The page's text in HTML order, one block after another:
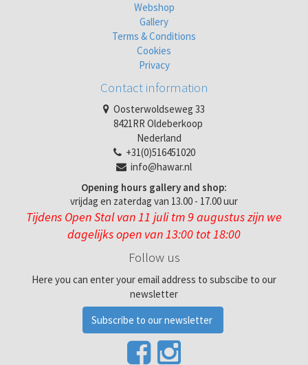
Webshop
Gallery
Terms & Conditions
Cookies
Privacy
Contact information
Oosterwoldseweg 33
8421RR Oldeberkoop
Nederland
+31(0)516451020
info@hawar.nl
Opening hours gallery and shop:
vrijdag en zaterdag van 13.00 - 17.00 uur
Tijdens Open Stal van 11 juli tm 9 augustus zijn we
dagelijks open van 13:00 tot 18:00
Follow us
Here you can enter your email address to subscibe to our
newsletter
Subscribe to our newsletter